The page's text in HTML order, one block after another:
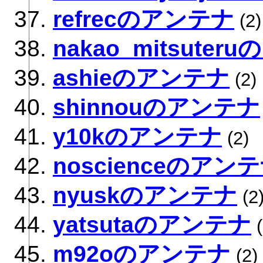
refrecのアンテナ (2)
nakao_mitsuteru
ashieのアンテナ (2)
shinnouのアンテナ
y10kのアンテナ (2)
noscienceのアン
nyuskのアンテナ
yatsutaのアンテナ
m92oのアンテナ (2)